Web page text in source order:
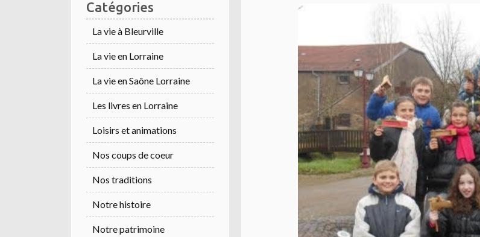
Catégories
La vie à Bleurville
La vie en Lorraine
La vie en Saône Lorraine
Les livres en Lorraine
Loisirs et animations
Nos coups de coeur
Nos traditions
Notre histoire
Notre patrimoine